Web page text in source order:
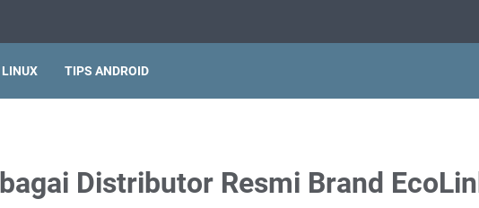
LINUX TIPS ANDROID
Distributor Resmi Brand